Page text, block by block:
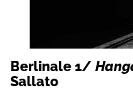
Berlinale 1/
Sallato